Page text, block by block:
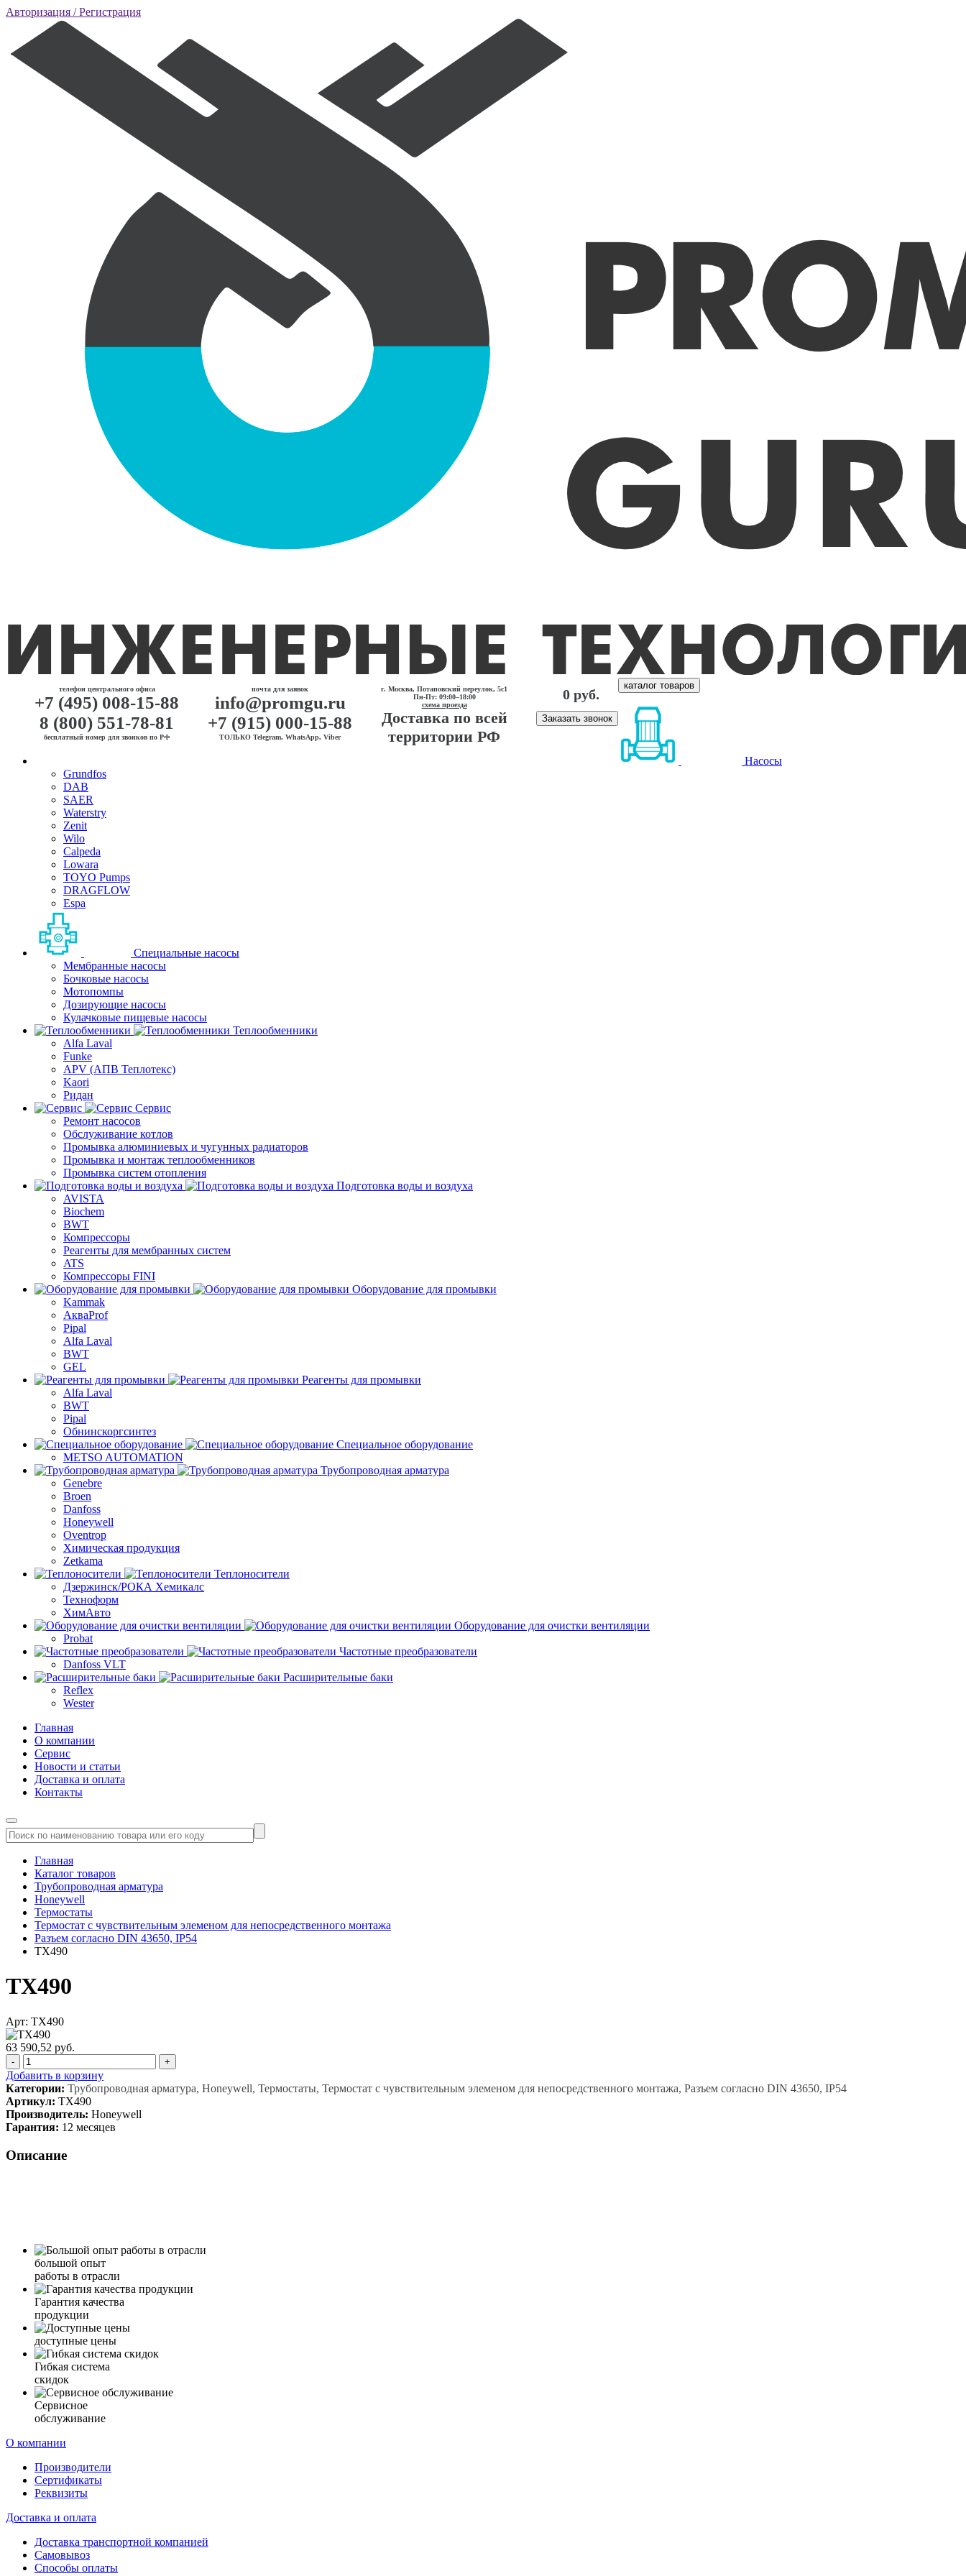
Авторизация / Регистрация
телефон центрального офиса
+7 (495) 008-15-88
8 (800) 551-78-81
бесплатный номер для звонков по РФ
почта для заявок
info@promgu.ru
+7 (915) 000-15-88
ТОЛЬКО Telegram, WhatsApp, Viber
г. Москва, Потаповский переулок, 5с1
Пн-Пт: 09:00–18:00
схема проезда
Доставка по всей
территории РФ
0 руб.
Заказать звонок
каталог товаров
Насосы
Grundfos
DAB
SAER
Waterstry
Zenit
Wilo
Calpeda
Lowara
TOYO Pumps
DRAGFLOW
Espa
Специальные насосы
Мембранные насосы
Бочковые насосы
Мотопомпы
Дозирующие насосы
Кулачковые пищевые насосы
Теплообменники
Alfa Laval
Funke
APV (АПВ Теплотекс)
Kaori
Ридан
Сервис
Ремонт насосов
Обслуживание котлов
Промывка алюминиевых и чугунных радиаторов
Промывка и монтаж теплообменников
Промывка систем отопления
Подготовка воды и воздуха
AVISTA
Biochem
BWT
Компрессоры
Реагенты для мембранных систем
ATS
Компрессоры FINI
Оборудование для промывки
Kammak
АкваProf
Pipal
Alfa Laval
BWT
GEL
Реагенты для промывки
Alfa Laval
BWT
Pipal
Обнинскоргсинтез
Специальное оборудование
METSO AUTOMATION
Трубопроводная арматура
Genebre
Broen
Danfoss
Honeywell
Oventrop
Химическая продукция
Zetkama
Теплоносители
Дзержинск/РОКА Хемикалс
Техноформ
ХимАвто
Оборудование для очистки вентиляции
Probat
Частотные преобразователи
Danfoss VLT
Расширительные баки
Reflex
Wester
Главная
О компании
Сервис
Новости и статьи
Доставка и оплата
Контакты
Главная
Каталог товаров
Трубопроводная арматура
Honeywell
Термостаты
Термостат с чувствительным элеменом для непосредственного монтажа
Разъем согласно DIN 43650, IP54
TX490
TX490
Арт: TX490
63 590,52 руб.
- +
Добавить в корзину
Категории: Трубопроводная арматура, Honeywell, Термостаты, Термостат с чувствительным элеменом для непосредственного монтажа, Разъем согласно DIN 43650, IP54
Артикул: TX490
Производитель: Honeywell
Гарантия: 12 месяцев
Описание
большой опыт
работы в отрасли
Гарантия качества
продукции
доступные цены
Гибкая система
скидок
Сервисное
обслуживание
О компании
Производители
Сертификаты
Реквизиты
Доставка и оплата
Доставка транспортной компанией
Самовывоз
Способы оплаты